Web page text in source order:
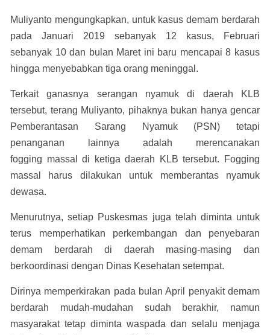
Muliyanto mengungkapkan, untuk kasus demam berdarah
pada Januari 2019 sebanyak 12 kasus, Februari
sebanyak 10 dan bulan Maret ini baru mencapai 8 kasus
hingga menyebabkan tiga orang meninggal.
Terkait ganasnya serangan nyamuk di daerah KLB
tersebut, terang Muliyanto, pihaknya bukan hanya gencar
Pemberantasan Sarang Nyamuk (PSN) tetapi
penanganan lainnya adalah merencanakan
fogging massal di ketiga daerah KLB tersebut. Fogging
massal harus dilakukan untuk memberantas nyamuk
dewasa.
Menurutnya, setiap Puskesmas juga telah diminta untuk
terus memperhatikan perkembangan dan penyebaran
demam berdarah di daerah masing-masing dan
berkoordinasi dengan Dinas Kesehatan setempat.
Dirinya memperkirakan pada bulan April penyakit demam
berdarah mudah-mudahan sudah berakhir, namun
masyarakat tetap diminta waspada dan selalu menjaga